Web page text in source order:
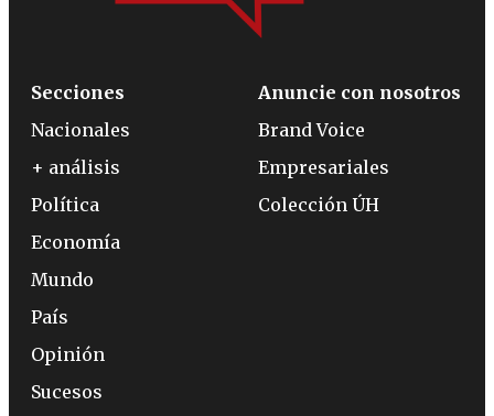
Secciones
Nacionales
+ análisis
Política
Economía
Mundo
País
Opinión
Sucesos
Anuncie con nosotros
Brand Voice
Empresariales
Colección ÚH